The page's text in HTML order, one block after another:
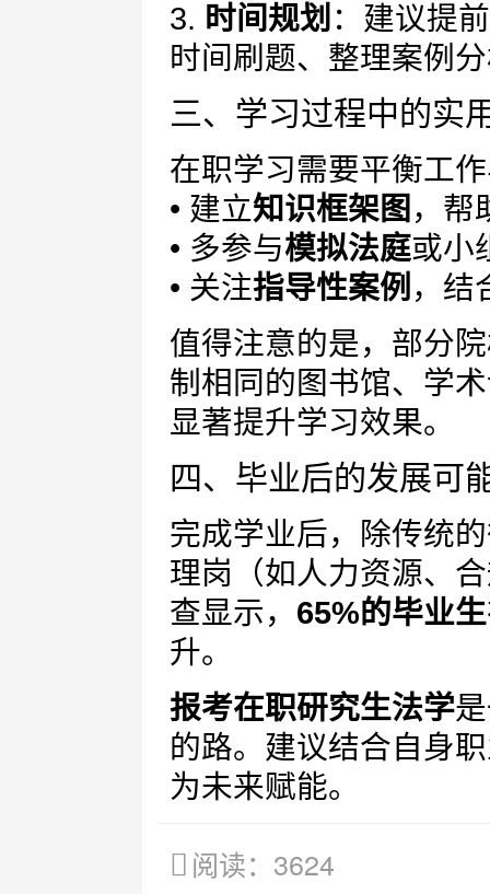
3. 时间规划 ：建议提
时间刷题、整理案例
三、学习过程中的实
在职学习需要平衡工
• 建立知识框架图 ，帮
• 多参与模拟法庭或小
• 关注指导性案例 ，结
值得注意的是，部分
制相同的图书馆、学
显著提升学习效果。
四、毕业后的发展可
完成学业后，除传统
理岗（如人力资源、
查显示， 65%的毕业生
升。
报考在职研究生法学
的路。建议结合自身
为未来赋能。
阅读：3624